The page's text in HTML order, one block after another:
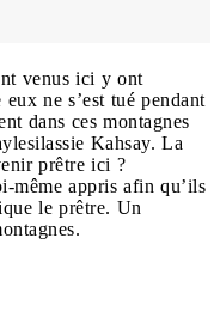
venus ici y ont
ne s’est tué pendant
dans ces montagnes
Kahsay. La
prêtre ici ?
même appris afin qu’ils
le prêtre. Un